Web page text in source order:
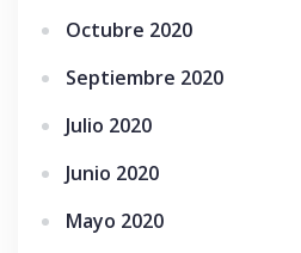
Octubre 2020
Septiembre 2020
Julio 2020
Junio 2020
Mayo 2020